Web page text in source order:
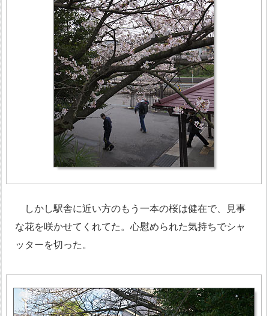
しかし駅舎に近い方のもう一本の桜は健在で、見事
な花を咲かせてくれてた。心慰められた気持ちでシャ
ッターを切った。